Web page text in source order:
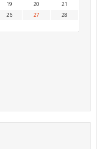
19 20
21
26 27
28